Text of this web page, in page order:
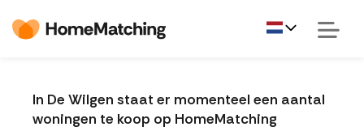
In De Wilgen staat er momenteel een aantal
woningen te koop op HomeMatching